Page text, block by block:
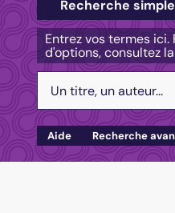
Recherche simple
Entrez vos termes
d'options, consultez
Aide Recherche